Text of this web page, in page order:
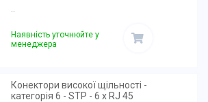
..
Наявність уточнюйте у
менеджера
Конектори високої щільності -
категорія 6 - STP - 6 x RJ 45